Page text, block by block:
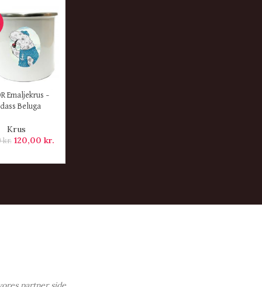
Emaljekrus –
Beluga
Krus
kr. 120,00 kr.